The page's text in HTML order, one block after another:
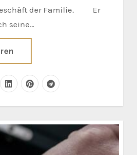
der Familie. Er
seine…